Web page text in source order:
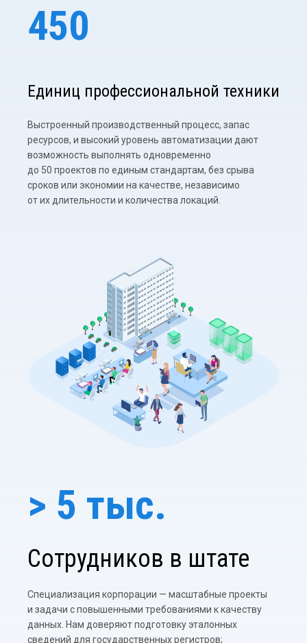
450
Единиц профессиональной техники
Выстроенный производственный процесс, запас
ресурсов, и высокий уровень автоматизации дают
возможность выполнять одновременно
до 50 проектов по единым стандартам, без срыва
сроков или экономии на качестве, независимо
от их длительности и количества локаций.
> 5 тыс.
Сотрудников в штате
Специализация корпорации — масштабные проекты
и задачи с повышенными требованиями к качеству
данных. Нам доверяют подготовку эталонных
сведений для государственных регистров;